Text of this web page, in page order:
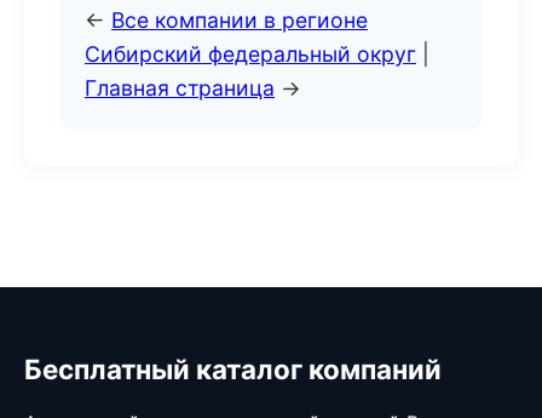
← Все компании в регионе
Сибирский федеральный округ
Главная страница →
Бесплатный каталог компаний